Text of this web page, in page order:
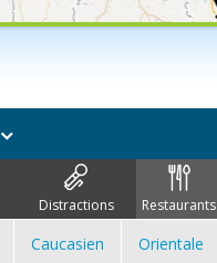
Distractions Restaurants
Caucasien Orientale